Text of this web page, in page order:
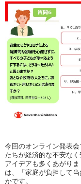
今回のオンライン発表
たちが経済的な不安な
アイデアも多くあがり
は、「家庭が負担して
かです。